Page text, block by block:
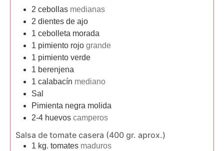
2 cebollas medianas
2 dientes de ajo
1 cebolleta morada
1 pimiento rojo grande
1 pimiento verde
1 berenjena
1 calabacín mediano
Sal
Pimienta negra molida
2-4 huevos camperos
Salsa de tomate casera (400 gr. aprox.)
1 kg. tomates maduros